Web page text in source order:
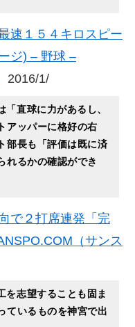
速１５４キロスピー
ジ) – 野球 –
2016/1/
直球に力があるし、
アッパーに格好の右
部長も「評価は既に済
れるかの確認ができ
で２打席連発「完
（サンス
を志望することも固ま
ているものを神宮で出